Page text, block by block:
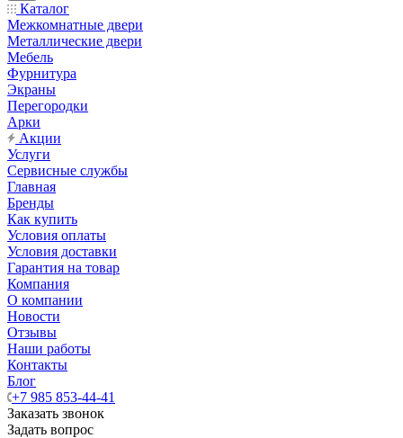
Каталог
Межкомнатные двери
Металлические двери
Мебель
Фурнитура
Экраны
Перегородки
Арки
Акции
Услуги
Сервисные службы
Главная
Бренды
Как купить
Условия оплаты
Условия доставки
Гарантия на товар
Компания
О компании
Новости
Отзывы
Наши работы
Контакты
Блог
+7 985 853-44-41
Заказать звонок
Задать вопрос